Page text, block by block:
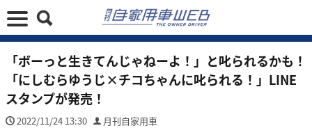
「ボーっと生きてんじゃねーよ！」と叱られるかも！
「にしむらゆうじ×チコちゃんに叱られる！」LINE
スタンプが発売！
2022/11/24 13:30 月刊自家用車